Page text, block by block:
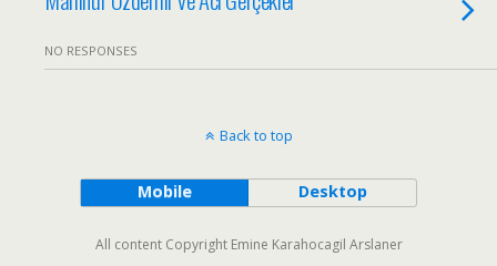
NO RESPONSES
Back to top
Mobile Desktop
All content Copyright Emine Karahocagil Arslaner